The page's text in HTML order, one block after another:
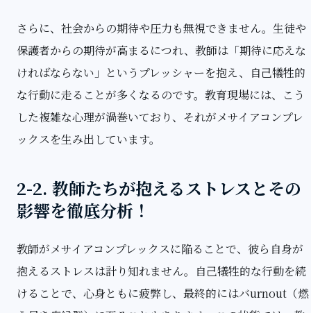
さらに、社会からの期待や圧力も無視できません。生徒や
保護者からの期待が高まるにつれ、教師は「期待に応えな
ければならない」というプレッシャーを抱え、自己犠牲的
な行動に走ることが多くなるのです。教育現場には、こう
した複雑な心理が渦巻いており、それがメサイアコンプレ
ックスを生み出しています。
2-2. 教師たちが抱えるストレスとその
影響を徹底分析！
教師がメサイアコンプレックスに陥ることで、彼ら自身が
抱えるストレスは計り知れません。自己犠牲的な行動を続
けることで、心身ともに疲弊し、最終的にはバurnout（燃